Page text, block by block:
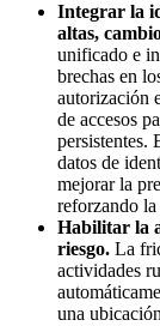
Integrar la
altas,
unificado e
brechas en
autorización
de accesos
persistentes.
datos de
mejorar la
reforzando
Habilitar la
riesgo. La
actividades
una